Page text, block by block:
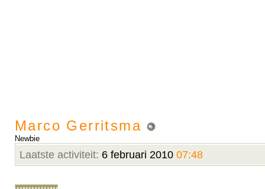
Marco Gerritsma
Newbie
Laatste activiteit: 6 februari 2010 07:48